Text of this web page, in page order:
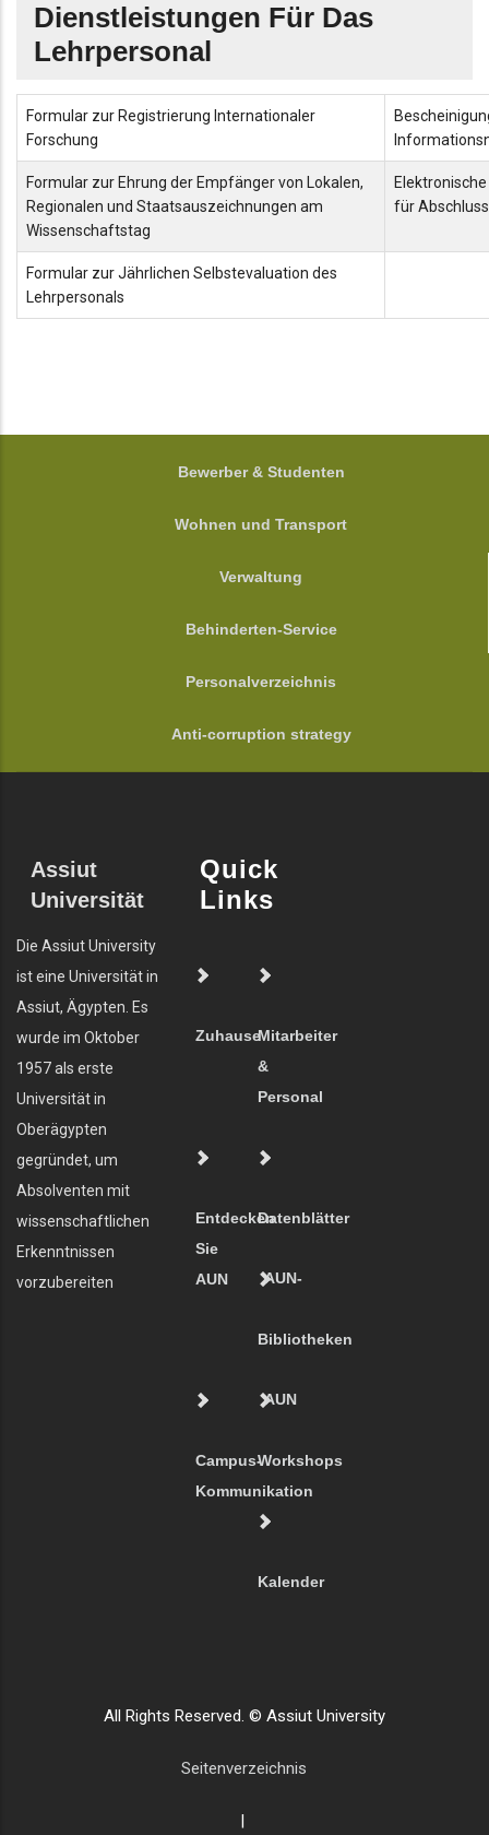
Dienstleistungen Für Das
Lehrpersonal
Formular zur Registrierung Internationaler
Forschung
Formular zur Ehrung der Empfänger von Lokalen,
Regionalen und Staatsauszeichnungen am
Wissenschaftstag
für
Formular zur Jährlichen Selbstevaluation des
Lehrpersonals
FOOTER
Bewerber & Studenten
Wohnen und Transport
Verwaltung
Behinderten-Service
Personalverzeichnis
Anti-corruption strategy
Assiut
Universität
Die Assiut University
ist eine Universität in
Assiut, Ägypten. Es
wurde im Oktober
1957 als erste
Universität in
Oberägypten
gegründet, um
Absolventen mit
wissenschaftlichen
Erkenntnissen
vorzubereiten
Quick
Links
ZuhauseMitarbeiter
&
Personal
Entdecken
Sie
AUN
Datenblätter
AUN-
Bibliotheken
Campus-
Kommunikation
AUN
Workshops
Kalender
All Rights Reserved. © Assiut University
Seitenverzeichnis
|